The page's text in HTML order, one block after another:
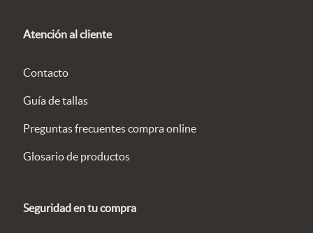
Atención al cliente
Contacto
Guía de tallas
Preguntas frecuentes compra online
Glosario de productos
Seguridad en tu compra